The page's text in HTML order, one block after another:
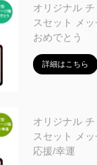
オリジナル
スセット メッ
おめでとう
詳細はこちら
オリジナル
スセット メッ
応援/幸運